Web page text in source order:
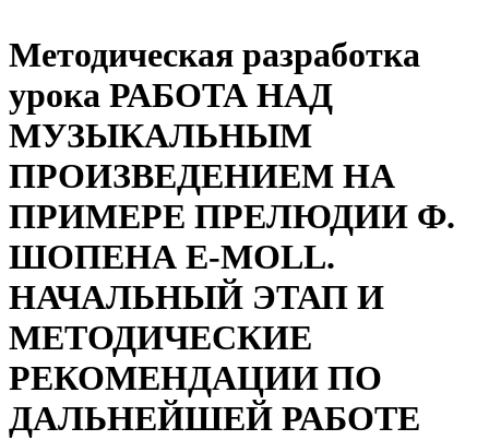
Методическая разработка
урока РАБОТА НАД
МУЗЫКАЛЬНЫМ
ПРОИЗВЕДЕНИЕМ НА
ПРИМЕРЕ ПРЕЛЮДИИ Ф.
ШОПЕНА E-MOLL.
НАЧАЛЬНЫЙ ЭТАП И
МЕТОДИЧЕСКИЕ
РЕКОМЕНДАЦИИ ПО
ДАЛЬНЕЙШЕЙ РАБОТЕ